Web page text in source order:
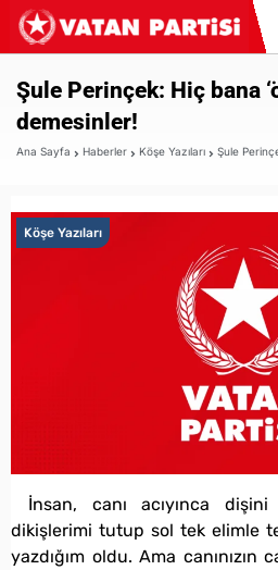
Şule Perinçek: Hiç bana
demesinler!
Ana Sayfa Haberler Köşe Yazıları Şule
Köşe Yazıları
İnsan, canı acıyınca
dikişlerimi tutup sol tek elimle
yazdığım oldu. Ama canınızın